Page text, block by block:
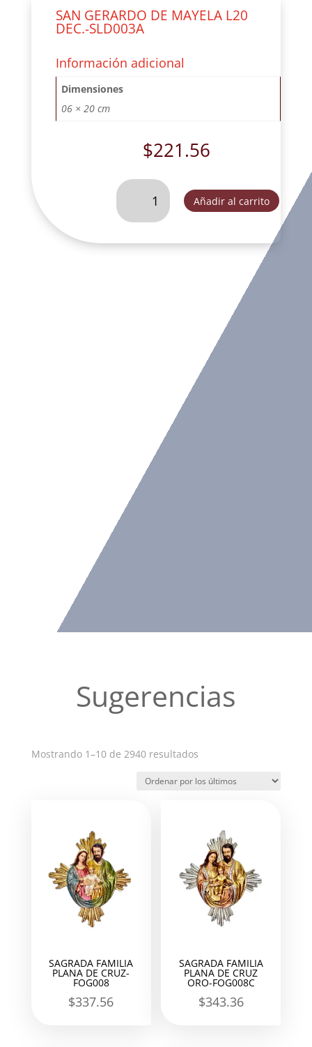
SAN GERARDO DE MAYELA L20
DEC.-SLD003A
Información adicional
Dimensiones
06 × 20 cm
$221.56
SAN
GERARDO
DE
L20
Añadir al carrito
Sugerencias
Mostrando 1–10 de 2940 resultadosOrdenado
los
SAGRADA FAMILIA
PLANA DE CRUZ-
FOG008
$337.56
SAGRADA FAMILIA
PLANA DE CRUZ
ORO-FOG008C
$343.36